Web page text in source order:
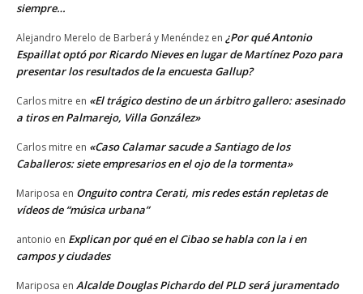
siempre…
Alejandro Merelo de Barberá y Menéndez en ¿Por qué Antonio
Espaillat optó por Ricardo Nieves en lugar de Martínez Pozo para
presentar los resultados de la encuesta Gallup?
Carlos mitre en «El trágico destino de un árbitro gallero: asesinado
a tiros en Palmarejo, Villa González»
Carlos mitre en «Caso Calamar sacude a Santiago de los
Caballeros: siete empresarios en el ojo de la tormenta»
Mariposa en Onguito contra Cerati, mis redes están repletas de
vídeos de “música urbana”
antonio en Explican por qué en el Cibao se habla con la i en
campos y ciudades
Mariposa en Alcalde Douglas Pichardo del PLD será juramentado